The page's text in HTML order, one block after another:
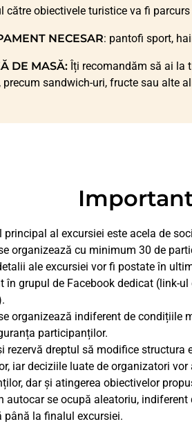
către obiectivele turistice va fi
NECESAR: pantofi sport,
DE MASĂ: Îți recomandăm să ai la
precum sandwich-uri, fructe sau alte
principal al excursiei este acela de
organizează cu minimum 30 de
ale excursiei vor fi postate în
în grupul de Facebook dedicat (link-
organizează indiferent de condițiile
participanților.
rezervă dreptul să modifice structura
iar deciziile luate de organizatori vor
dar și atingerea obiectivelor
autocar se ocupă aleatoriu, indiferent
până la finalul excursiei.